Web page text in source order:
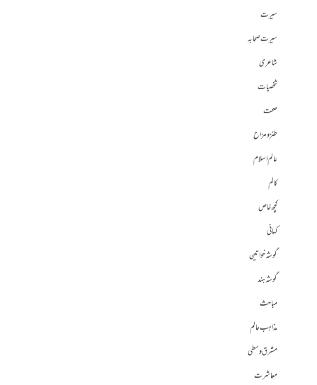
سیرت
سیرت صحابہ
شاعری
شخصیات
صحت
طنز و مزاح
عالم اسلام
کالم
کچھ خاص
کہانی
گوشہ خواتین
گوشہ ہند
مباحث
مذاہب عالم
مشرق وسطی
معاشرت